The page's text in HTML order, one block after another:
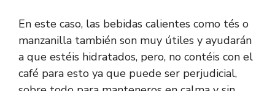
En este caso, las bebidas calientes como tés o
manzanilla también son muy útiles y ayudarán
a que estéis hidratados, pero, no contéis con el
café para esto ya que puede ser perjudicial,